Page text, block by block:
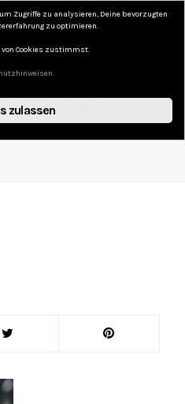
LEBEN
2
Zugriffe zu analysieren, Deine bevorzugten
zu optimieren.
Cookies zustimmst.
zulassen